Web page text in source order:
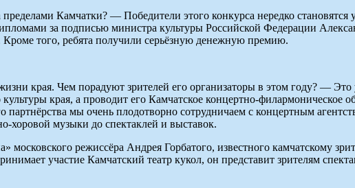
Камчатки? — Победители этого конкурса нередко становятся
за подписью министра культуры Российской Федерации
того, ребята получили серьёзную денежную премию.
края. Чем порадуют зрителей его организаторы в этом году? — Это
края, а проводит его Камчатское концертно-филармоническое
партнёрства мы очень плодотворно сотрудничаем с кон­цертным
хоровой музыки до спектаклей и выставок.
режиссёра Андрея Горбатого, известного камчатскому
участие Камчатский театр кукол, он представит зрителям